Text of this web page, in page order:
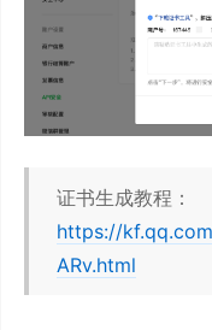
证书生成教程：
https://
ARv.html